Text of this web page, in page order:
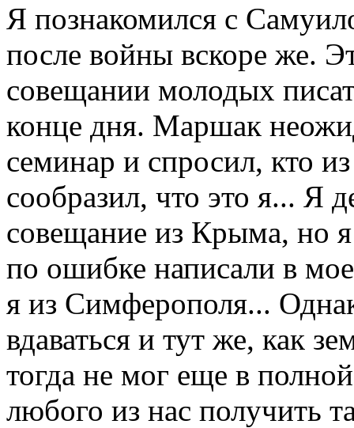
Я познакомился с
после войны вскоре же.
совещании молодых
конце дня. Маршак
семинар и спросил, кто
сообразил, что это я... Я
совещание из Крыма, но
по ошибке написали в
я из Симферополя...
вдаваться и тут же, как
тогда не мог еще в
любого из нас получить